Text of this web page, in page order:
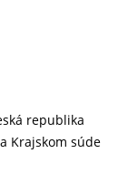
republika
Krajskom súde